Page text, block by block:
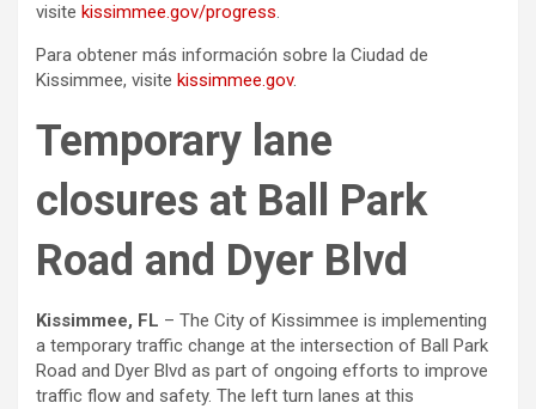
visite kissimmee.gov/progress.
Para obtener más información sobre la Ciudad de
Kissimmee, visite kissimmee.gov.
Temporary lane
closures at Ball Park
Road and Dyer Blvd
Kissimmee, FL – The City of Kissimmee is implementing
a temporary traffic change at the intersection of Ball Park
Road and Dyer Blvd as part of ongoing efforts to improve
traffic flow and safety. The left turn lanes at this